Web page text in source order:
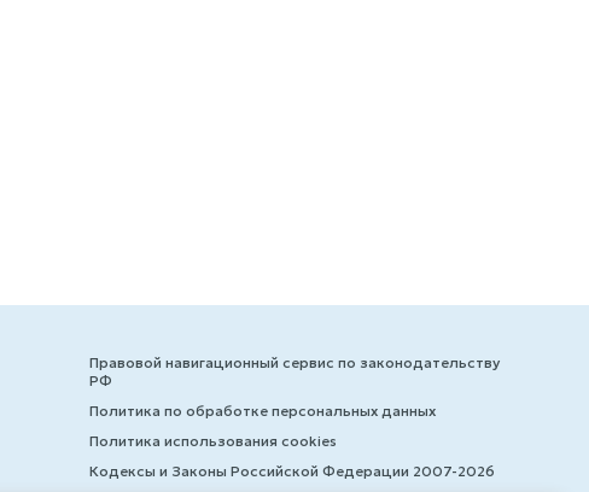
Правовой навигационный сервис по законодательству
РФ
Политика по обработке персональных данных
Политика использования cookies
Кодексы и Законы Российской Федерации 2007-2026